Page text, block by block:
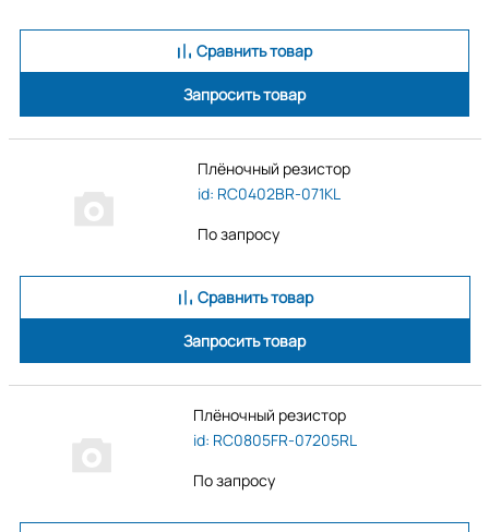
Сравнить товар
Запросить товар
Плёночный резистор
id: RC0402BR-071KL
По запросу
Сравнить товар
Запросить товар
Плёночный резистор
id: RC0805FR-07205RL
По запросу